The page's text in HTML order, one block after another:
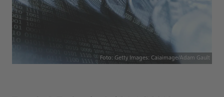
Foto: Getty Images: Caiaimage/Adam Gault